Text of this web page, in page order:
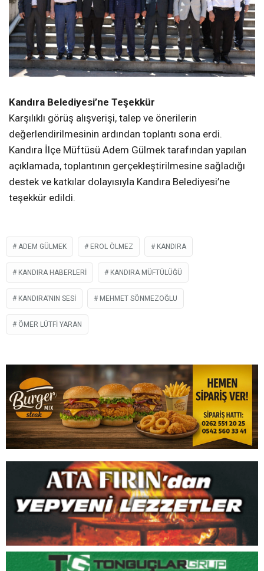
Kandıra Belediyesi’ne Teşekkür
Karşılıklı görüş alışverişi, talep ve önerilerin
değerlendirilmesinin ardından toplantı sona erdi.
Kandıra İlçe Müftüsü Adem Gülmek tarafından yapılan
açıklamada, toplantının gerçekleştirilmesine sağladığı
destek ve katkılar dolayısıyla Kandıra Belediyesi’ne
teşekkür edildi.
ADEM GÜLMEK EROL ÖLMEZ KANDIRA
KANDIRA HABERLERI KANDIRA MÜFTÜLÜĞÜ
KANDIRA'NIN SESI MEHMET SÖNMEZOĞLU
ÖMER LÜTFI YARAN